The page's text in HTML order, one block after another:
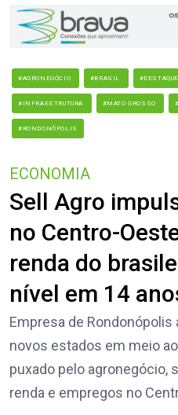
#AGRONEGÓCIO #BRASIL #DESTAQUE
#INFRAESTRUTURA #MATO GROSSO
#RONDONÓPOLIS
ECONOMIA
Sell Agro
no Centro-
renda do
nível em 14
Empresa de Rondonópolis
novos estados em meio
puxado pelo agronegócio,
renda e empregos no